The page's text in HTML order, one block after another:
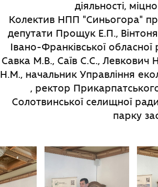
діяльності,
Колектив НПП "Синьогора"
депутати Прощук Е.П.,
Івано-Франківської
Савка М.В., Саїв С.С.,
Н.М., начальник Управління
, ректор
Солотвинської селищної
парку